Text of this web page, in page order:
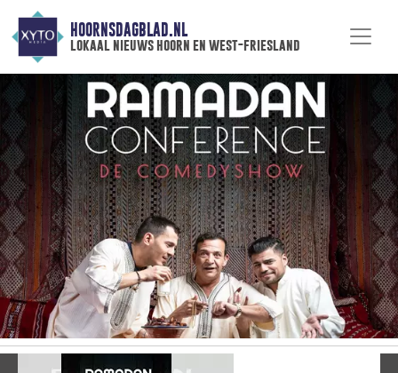
HOORNSDAGBLAD.NL
lokaal nieuws hoorn en west-friesland